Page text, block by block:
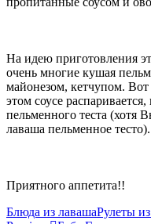
На идею приготовления
очень многие кушая
майонезом, кетчупом.
этом соусе
пельменного теста (хотя
лаваша пельменное тесто).
Приятного аппетита!!
Categories
Блюда из лавашаTags
Рулеты